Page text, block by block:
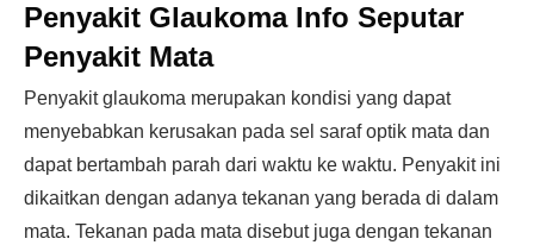
Penyakit Glaukoma Info Seputar
Penyakit Mata
Penyakit glaukoma merupakan kondisi yang dapat
menyebabkan kerusakan pada sel saraf optik mata dan
dapat bertambah parah dari waktu ke waktu. Penyakit ini
dikaitkan dengan adanya tekanan yang berada di dalam
mata. Tekanan pada mata disebut juga dengan tekanan